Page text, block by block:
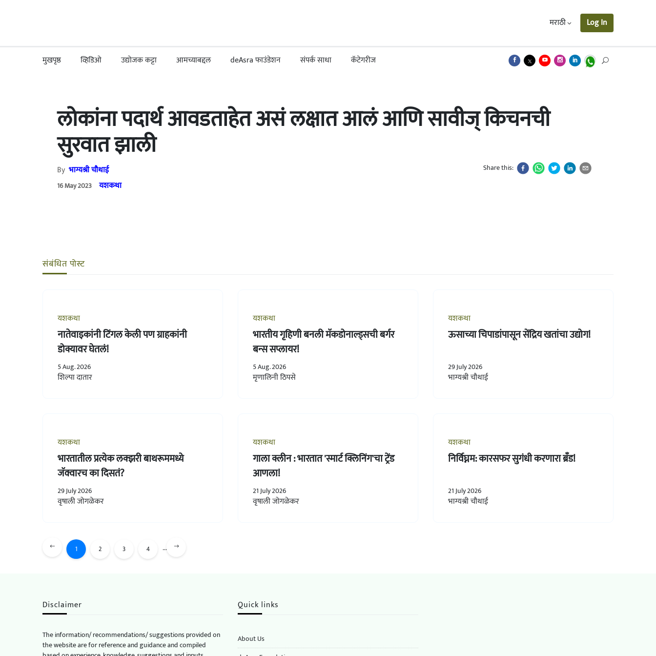
मराठी Log In
मुखपृष्ठ व्हिडिओ उद्योजक कट्टा आमच्याबद्दल deAsra फाउंडेशन संपर्क साधा कॅटेगरीज
लोकांना पदार्थ आवडताहेत असं लक्षात आलं आणि सावीज् किचनची
सुरवात झाली
By भाग्यश्री चौथाई
16 May 2023 यशकथा
Share this:
संबंधित पोस्ट
यशकथा
नातेवाइकांनी टिंगल केली पण ग्राहकांनी
डोक्यावर घेतलं!
5 Aug. 2026
शिल्पा दातार
यशकथा
भारतीय गृहिणी बनली मॅकडोनाल्ड्सची बर्गर
बन्स सप्लायर!
5 Aug. 2026
मृणालिनी ठिपसे
यशकथा
ऊसाच्या चिपाडांपासून सेंद्रिय खतांचा उद्योग!
29 July 2026
भाग्यश्री चौथाई
यशकथा
भारतातील प्रत्येक लक्झरी बाथरूममध्ये
जॅक्वारच का दिसतं?
29 July 2026
वृषाली जोगळेकर
यशकथा
गाला क्लीन : भारतात 'स्मार्ट क्लिनिंग'चा ट्रेंड
आणला!
21 July 2026
वृषाली जोगळेकर
यशकथा
निर्विघ्नम: कारसफर सुगंधी करणारा ब्रँड!
21 July 2026
भाग्यश्री चौथाई
1 2 3 4 ...
Disclaimer
The information/ recommendations/ suggestions provided on
the website are for reference and guidance and compiled
Quick links
About Us